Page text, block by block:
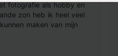
fotografie als hobby en
zon heb ik heel veel
maken van mijn